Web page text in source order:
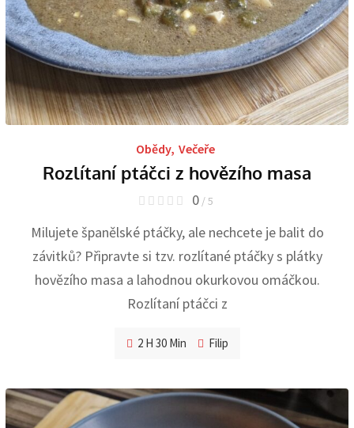
Obědy, Večeře
Rozlítaní ptáčci z hovězího masa
0 / 5
Milujete španělské ptáčky, ale nechcete je balit do
závitků? Připravte si tzv. rozlítané ptáčky s plátky
hovězího masa a lahodnou okurkovou omáčkou.
Rozlítaní ptáčci z
2 H 30 Min Filip